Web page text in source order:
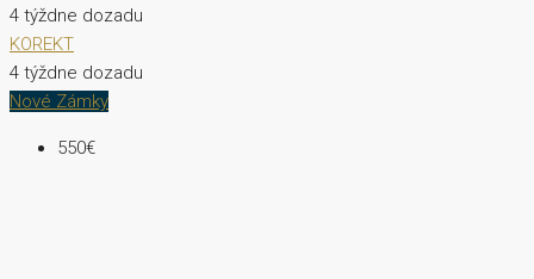
4 týždne dozadu
KOREKT
4 týždne dozadu
Nové Zámky
550€